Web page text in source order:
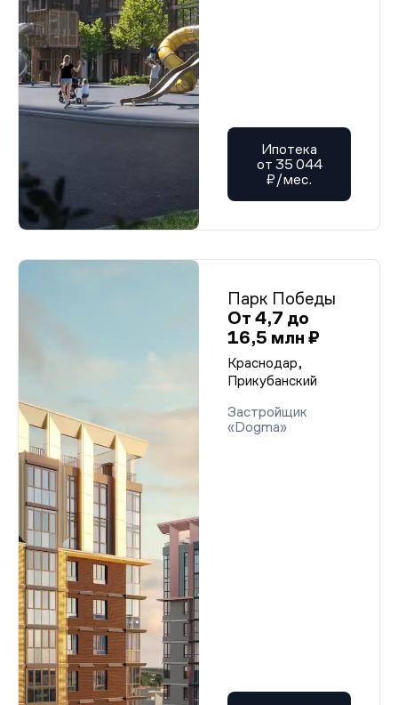
Ипотека
от 35 044
₽/мес.
Парк Победы
От 4,7 до
16,5 млн ₽
Краснодар,
Прикубанский
Застройщик
«Dogma»